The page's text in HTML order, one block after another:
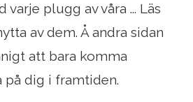
varje plugg av våra ... Läs
av dem. Å andra sidan
att bara komma
dig i framtiden.